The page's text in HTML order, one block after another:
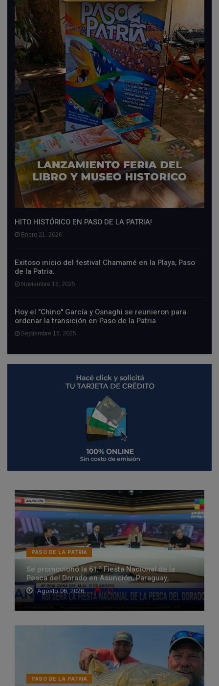
HITO HISTÓRICO EN PASO DE LA PATRIA!
Enero 21, 2026
Exitoso inicio del festival Chamamé en la Playa, Paso
de la Patria.
Noviembre 16, 2025
Hoy el "Chino" García y Osnaghi se reunieron para
ordenar la transición en Paso de la Patria
Septiembre 15, 2025
PASO DE LA PATRIA
Se promocionó la 61.ª Fiesta Nacional de la
Pesca del Dorado en Asunción, Paraguay,
Agosto 06, 2026 40
PASO DE LA PATRIA